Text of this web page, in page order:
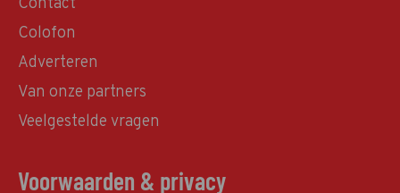
Contact
Colofon
Adverteren
Van onze partners
Veelgestelde vragen
Voorwaarden & privacy